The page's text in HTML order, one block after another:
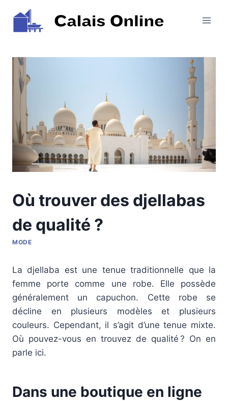
contenu
Où trouver des djellabas
de qualité ?
MODE
La djellaba est une tenue traditionnelle que la
femme porte comme une robe. Elle possède
généralement un capuchon. Cette robe se
décline en plusieurs modèles et plusieurs
couleurs. Cependant, il s’agit d’une tenue mixte.
Où pouvez-vous en trouvez de qualité ? On en
parle ici.
Dans une boutique en ligne